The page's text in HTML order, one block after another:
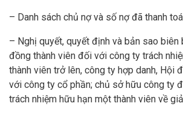
– Danh sách chủ nợ và số nợ đã thanh
– Nghị quyết, quyết định và bản sao biên
đồng thành viên đối với công ty trách
thành viên trở lên, công ty hợp danh, Hội
với công ty cổ phần; chủ sở hữu công ty
trách nhiệm hữu hạn một thành viên về